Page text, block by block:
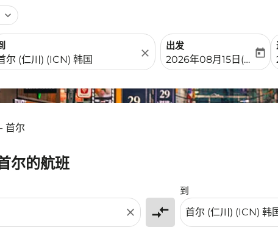
expand_more
close
出发
fc-booking-departure-
2026年08月15日(周六)
today
首尔
尔的航班
close compare_arrows
到
选条件。